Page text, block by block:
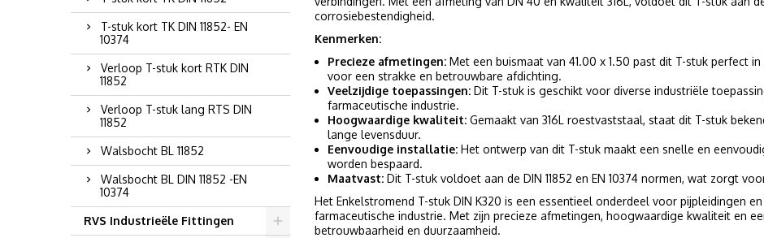
T-stuk kort TK DIN 11852- EN
10374
Verloop T-stuk kort RTK DIN
11852
Verloop T-stuk lang RTS DIN
11852
Walsbocht BL 11852
Walsbocht BL DIN 11852 -EN
10374
RVS Industrieële Fittingen
corrosiebestendigheid.
Kenmerken:
Precieze afmetingen: Met een buismaat van 41.00 x 1.50 past dit T-stuk perfect
voor een strakke en betrouwbare afdichting.
Veelzijdige toepassingen: Dit T-stuk is geschikt voor diverse industriële
farmaceutische industrie.
Hoogwaardige kwaliteit: Gemaakt van 316L roestvaststaal, staat dit T-stuk
lange levensduur.
Eenvoudige installatie: Het ontwerp van dit T-stuk maakt een snelle en
worden bespaard.
Maatvast: Dit T-stuk voldoet aan de DIN 11852 en EN 10374 normen, wat zorgt
Het Enkelstromend T-stuk DIN K320 is een essentieel onderdeel voor pijpleidingen
farmaceutische industrie. Met zijn precieze afmetingen, hoogwaardige kwaliteit en
betrouwbaarheid en duurzaamheid.